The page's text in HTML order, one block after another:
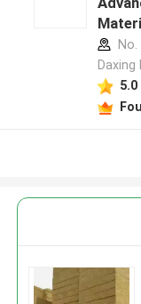
Daxing
5.0